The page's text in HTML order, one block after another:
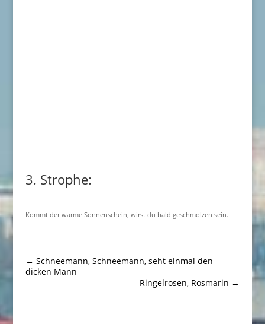
3. Strophe:
Kommt der warme Sonnenschein, wirst du bald geschmolzen sein.
← Schneemann, Schneemann, seht einmal den
dicken Mann
Ringelrosen, Rosmarin →